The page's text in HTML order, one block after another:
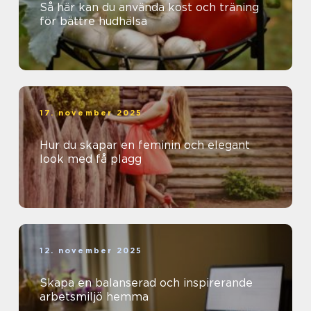
Så här kan du använda kost och träning
för bättre hudhälsa
17. november 2025
Hur du skapar en feminin och elegant
look med få plagg
12. november 2025
Skapa en balanserad och inspirerande
arbetsmiljö hemma